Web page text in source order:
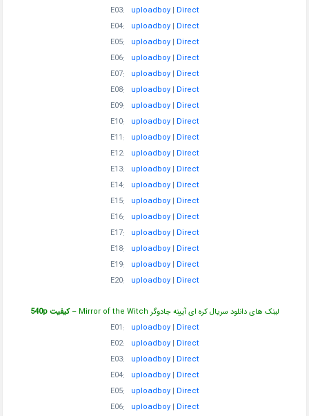
E03: uploadboy| Direct
E04: uploadboy| Direct
E05: uploadboy| Direct
E06: uploadboy| Direct
E07: uploadboy| Direct
E08: uploadboy| Direct
E09: uploadboy| Direct
E10: uploadboy| Direct
E11: uploadboy| Direct
E12: uploadboy| Direct
E13: uploadboy| Direct
E14: uploadboy| Direct
E15: uploadboy| Direct
E16: uploadboy| Direct
E17: uploadboy| Direct
E18: uploadboy| Direct
E19: uploadboy| Direct
E20: uploadboy| Direct
لینک های دانلود سریال کره ای آیینه جادوگر Mirror of the Witch –
کیفیت 540p
E01: uploadboy| Direct
E02: uploadboy| Direct
E03: uploadboy| Direct
E04: uploadboy| Direct
E05: uploadboy| Direct
E06: uploadboy| Direct